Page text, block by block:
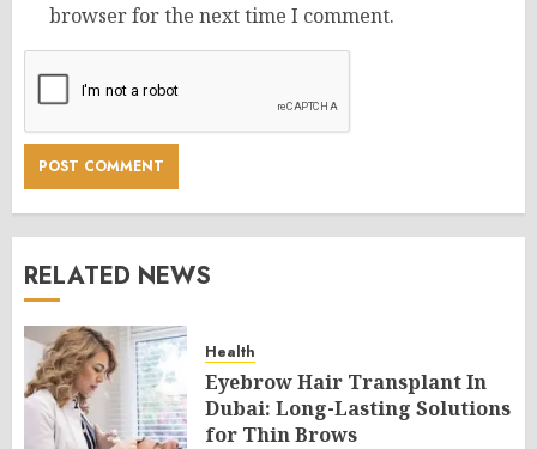
browser for the next time I comment.
RELATED NEWS
Health
Eyebrow Hair Transplant In
Dubai: Long-Lasting Solutions
for Thin Brows